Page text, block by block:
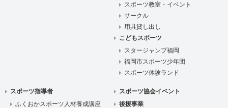
スポーツ教室・イベント
サークル
用具貸し出し
こどもスポーツ
スタージャンプ福岡
福岡市スポーツ少年団
スポーツ体験ランド
スポーツ指導者
ふくおかスポーツ人材養成講座
スポーツ協会イベント
後援事業